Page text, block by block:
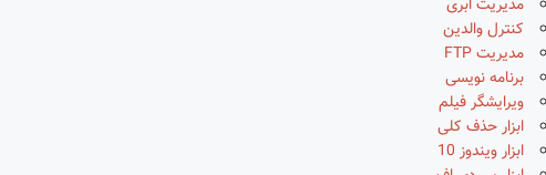
مدیریت ابری
کنترل والدین
مدیریت FTP
برنامه نویسی
ویرایشگر فیلم
ابزار حذف کلی
ابزار ویندوز 10